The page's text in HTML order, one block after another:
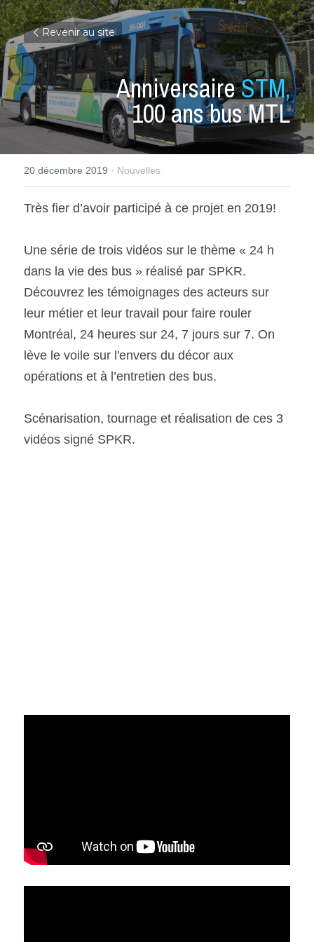
Revenir au site
Anniversaire STM,
100 ans bus MTL
20 décembre 2019 · Nouvelles
Très fier d’avoir participé à ce projet en 2019!
Une série de trois vidéos sur le thème « 24 h
dans la vie des bus » réalisé par SPKR.
Découvrez les témoignages des acteurs sur
leur métier et leur travail pour faire rouler
Montréal, 24 heures sur 24, 7 jours sur 7. On
lève le voile sur l'envers du décor aux
opérations et à l’entretien des bus.
Scénarisation, tournage et réalisation de ces 3
vidéos signé SPKR.